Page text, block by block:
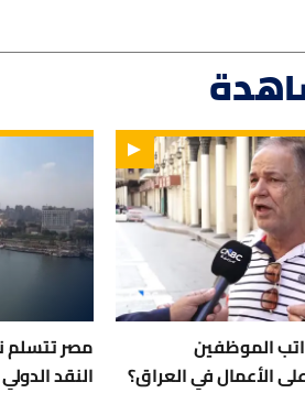
الموظفين
الأعمال في العراق؟
النقد الدولي